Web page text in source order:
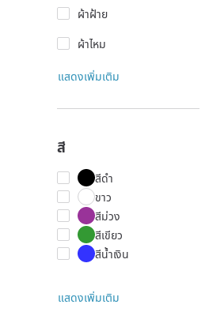
ผ้าฝ้าย
ผ้าไหม
แสดงเพิ่มเติม
สี
สีดำ
ขาว
สีม่วง
สีเขียว
สีน้ำเงิน
แสดงเพิ่มเติม